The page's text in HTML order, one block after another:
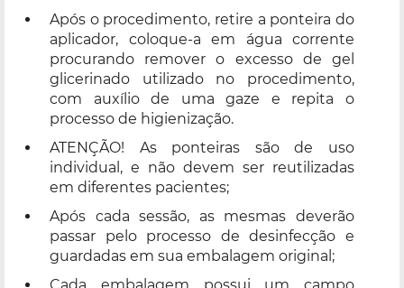
Após o procedimento, retire a ponteira do
aplicador, coloque-a em água corrente
procurando remover o excesso de gel
glicerinado utilizado no procedimento,
com auxílio de uma gaze e repita o
processo de higienização.
ATENÇÃO! As ponteiras são de uso
individual, e não devem ser reutilizadas
em diferentes pacientes;
Após cada sessão, as mesmas deverão
passar pelo processo de desinfecção e
guardadas em sua embalagem original;
Cada embalagem possui um campo